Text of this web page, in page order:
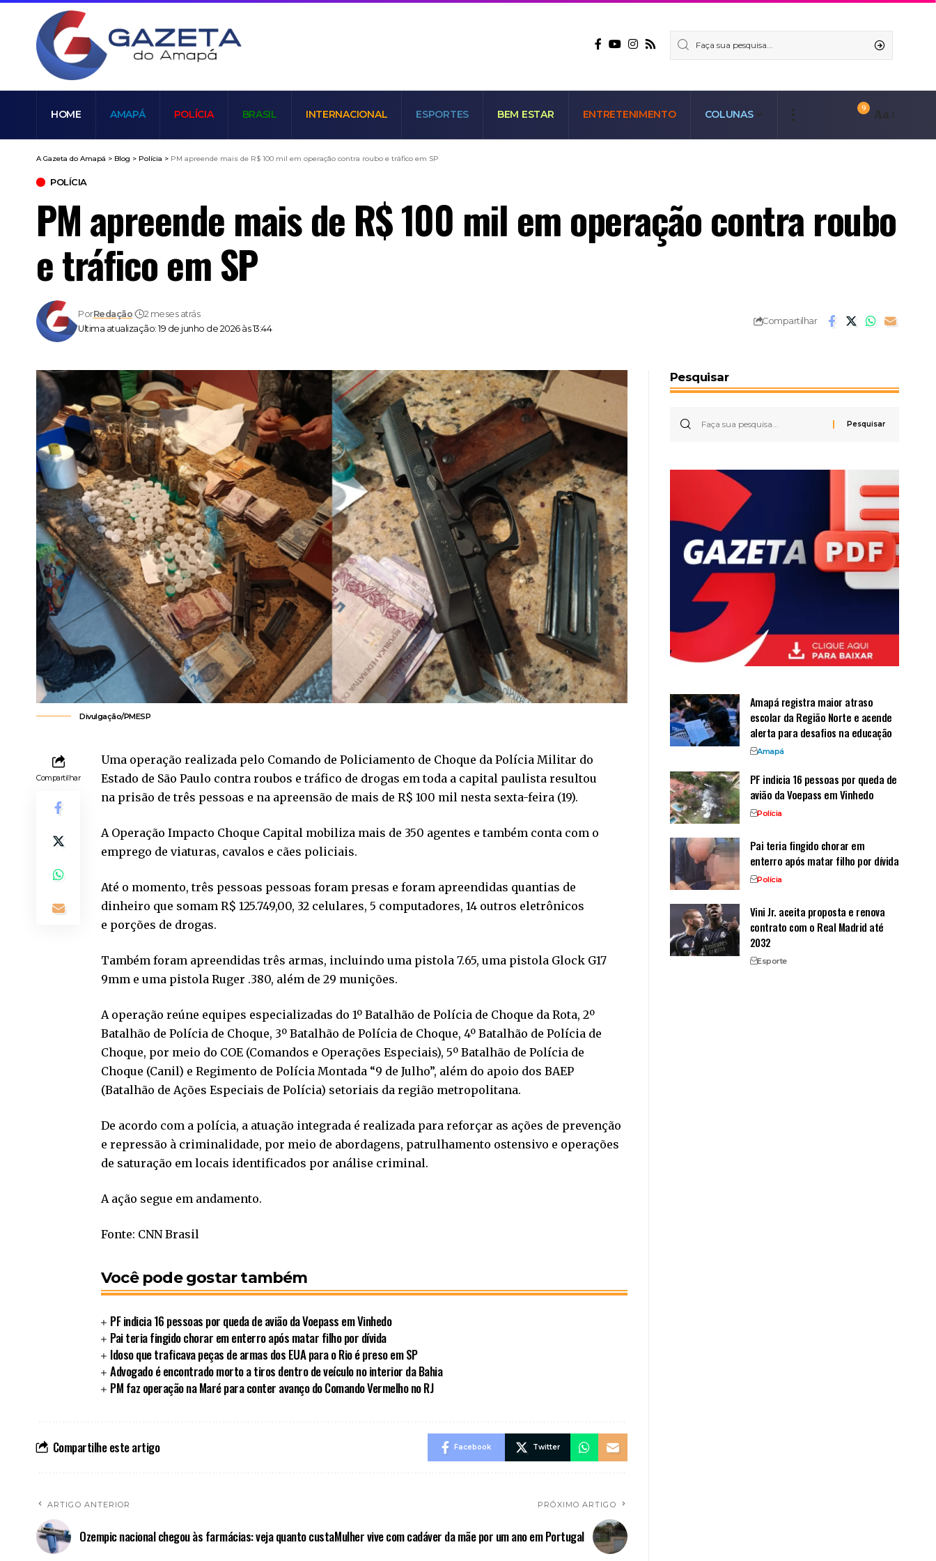
HOME AMAPÁ POLÍCIA BRASIL INTERNACIONAL ESPORTES BEM ESTAR ENTRETENIMENTO COLUNAS
9 Aa
A Gazeta do Amapá > Blog > Polícia > PM apreende mais de R$ 100 mil em operação contra roubo e tráfico em SP
POLÍCIA
PM apreende mais de R$ 100 mil em operação contra roubo
e tráfico em SP
Ultima atualização: 19 de junho de 2026 às 13:44
PorRedação 2 meses atrás
Compartilhar
Divulgação/PMESP
Compartilhar
Uma operação realizada pelo Comando de Policiamento de Choque da Polícia Militar do
Estado de São Paulo contra roubos e tráfico de drogas em toda a capital paulista resultou
na prisão de três pessoas e na apreensão de mais de R$ 100 mil nesta sexta-feira (19).
A Operação Impacto Choque Capital mobiliza mais de 350 agentes e também conta com o
emprego de viaturas, cavalos e cães policiais.
Até o momento, três pessoas pessoas foram presas e foram apreendidas quantias de
dinheiro que somam R$ 125.749,00, 32 celulares, 5 computadores, 14 outros eletrônicos
e porções de drogas.
Também foram apreendidas três armas, incluindo uma pistola 7.65, uma pistola Glock G17
9mm e uma pistola Ruger .380, além de 29 munições.
A operação reúne equipes especializadas do 1º Batalhão de Polícia de Choque da Rota, 2º
Batalhão de Polícia de Choque, 3º Batalhão de Polícia de Choque, 4º Batalhão de Polícia de
Choque, por meio do COE (Comandos e Operações Especiais), 5º Batalhão de Polícia de
Choque (Canil) e Regimento de Polícia Montada “9 de Julho”, além do apoio dos BAEP
(Batalhão de Ações Especiais de Polícia) setoriais da região metropolitana.
De acordo com a polícia, a atuação integrada é realizada para reforçar as ações de prevenção
e repressão à criminalidade, por meio de abordagens, patrulhamento ostensivo e operações
de saturação em locais identificados por análise criminal.
A ação segue em andamento.
Fonte: CNN Brasil
Você pode gostar também
PF indicia 16 pessoas por queda de avião da Voepass em Vinhedo
Pai teria fingido chorar em enterro após matar filho por dívida
Idoso que traficava peças de armas dos EUA para o Rio é preso em SP
Advogado é encontrado morto a tiros dentro de veículo no interior da Bahia
PM faz operação na Maré para conter avanço do Comando Vermelho no RJ
Compartilhe este artigo Facebook Twitter
ARTIGO ANTERIOR
Ozempic nacional chegou às farmácias: veja quanto custa
PRÓXIMO ARTIGO
Mulher vive com cadáver da mãe por um ano em Portugal
Pesquisar
Amapá registra maior atraso
escolar da Região Norte e acende
alerta para desafios na educação
Amapá
PF indicia 16 pessoas por queda de
avião da Voepass em Vinhedo
Polícia
Pai teria fingido chorar em
enterro após matar filho por dívida
Polícia
Vini Jr. aceita proposta e renova
contrato com o Real Madrid até
2032
Esporte